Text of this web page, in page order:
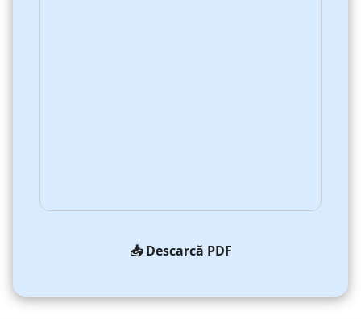
📥 Descarcă PDF